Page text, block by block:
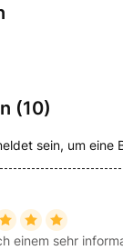
(10)
sein, um eine
einem sehr